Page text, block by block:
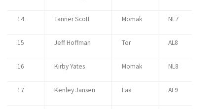
14 Tanner Scott Momak NL7
15 Jeff Hoffman Tor AL8
16 Kirby Yates Momak NL8
17 Kenley Jansen Laa AL9